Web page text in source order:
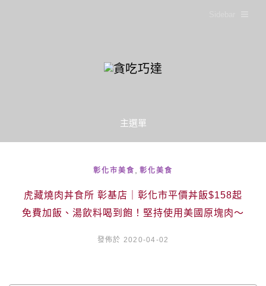
主選單
彰化市美食 彰化美食
虎藏燒肉丼食所 彰基店｜彰化市平價丼飯$158起
免費加飯、湯飲料喝到飽！堅持使用美國原塊肉～
發佈於 2020-04-02